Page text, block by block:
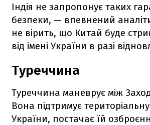
Індія не запропонує таких
безпеки, — впевнений
не вірить, що Китай буде
від імені України в разі
Туреччина
Туреччина маневрує між
Вона підтримує територіальну
України, постачає їй